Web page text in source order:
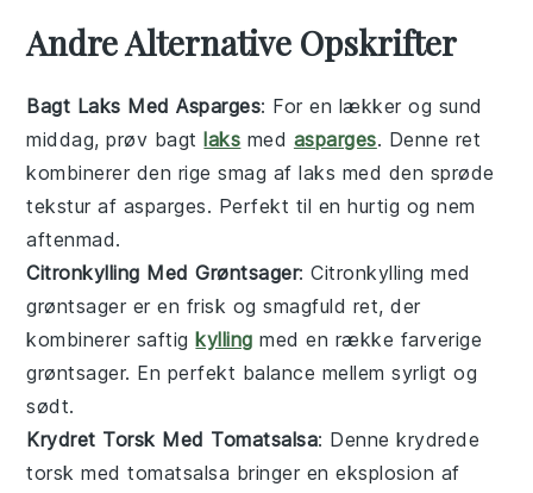
Andre Alternative Opskrifter
Bagt Laks Med Asparges: For en lækker og sund
middag, prøv bagt laks med asparges. Denne ret
kombinerer den rige smag af laks med den sprøde
tekstur af asparges. Perfekt til en hurtig og nem
aftenmad.
Citronkylling Med Grøntsager: Citronkylling med
grøntsager er en frisk og smagfuld ret, der
kombinerer saftig kylling med en række farverige
grøntsager. En perfekt balance mellem syrligt og
sødt.
Krydret Torsk Med Tomatsalsa: Denne krydrede
torsk med tomatsalsa bringer en eksplosion af